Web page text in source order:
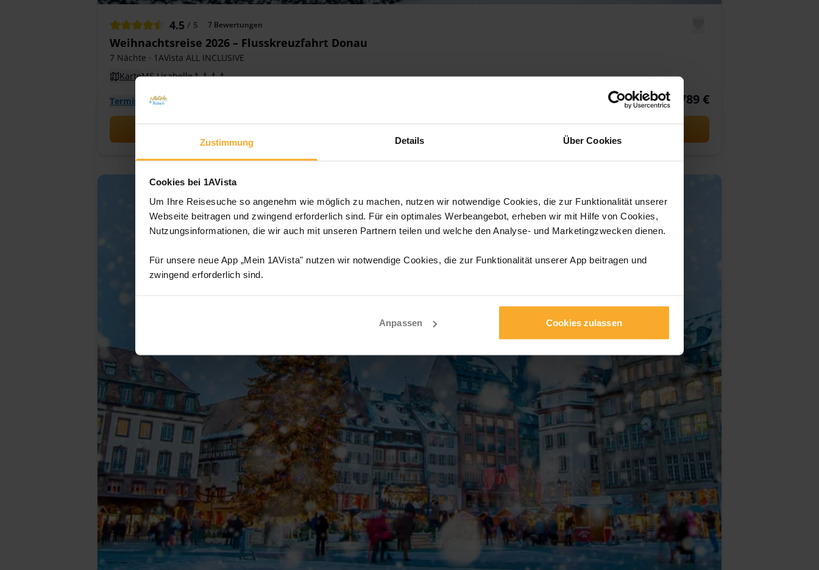
Zustimmung Details Über Cookies
Cookies bei 1AVista
Um Ihre Reisesuche so angenehm wie möglich zu machen, nutzen wir notwendige Cookies, die zur Funktionalität unserer
Webseite beitragen und zwingend erforderlich sind. Für ein optimales Werbeangebot, erheben wir mit Hilfe von Cookies,
Nutzungsinformationen, die wir auch mit unseren Partnern teilen und welche den Analyse- und Marketingzwecken dienen.
Für unsere neue App „Mein 1AVista" nutzen wir notwendige Cookies, die zur Funktionalität unserer App beitragen und
zwingend erforderlich sind.
Anpassen Cookies zulassen
4.5 / 5 7 Bewertungen
Weihnachtsreise 2026 – Flusskreuzfahrt Donau
7 Nächte · 1AVista ALL INCLUSIVE
KarteMS Lisabelle
Termine & Preise p.P. ab 789 €